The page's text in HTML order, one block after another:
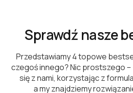
Sprawdź nasze
Przedstawiamy 4 topowe
czegoś innego? Nic prostszego
się z nami, korzystając z
a my znajdziemy